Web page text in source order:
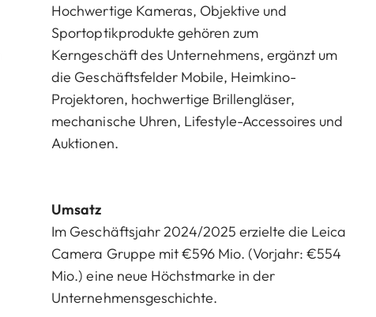
Hochwertige Kameras, Objektive und
Sportoptikprodukte gehören zum
Kerngeschäft des Unternehmens, ergänzt um
die Geschäftsfelder Mobile, Heimkino-
Projektoren, hochwertige Brillengläser,
mechanische Uhren, Lifestyle-Accessoires und
Auktionen.
Umsatz
Im Geschäftsjahr 2024/2025 erzielte die Leica
Camera Gruppe mit €596 Mio. (Vorjahr: €554
Mio.) eine neue Höchstmarke in der
Unternehmensgeschichte.